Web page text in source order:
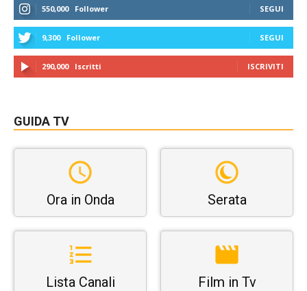
550,000 Follower SEGUI
9,300 Follower SEGUI
290,000 Iscritti ISCRIVITI
GUIDA TV
Ora in Onda Serata
Lista Canali Film in Tv